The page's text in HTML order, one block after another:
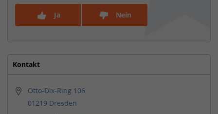
Ja Nein
Kontakt
Otto-Dix-Ring 106
01219 Dresden